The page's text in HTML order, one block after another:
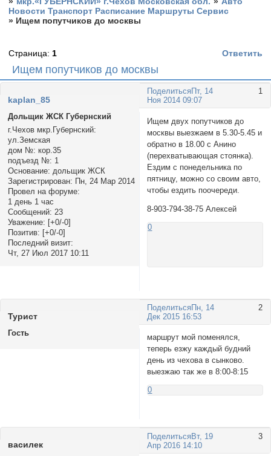
Новости Транспорт Расписание Маршруты Сервис
» Ищем попутчиков до москвы
Ищем попутчиков до москвы
Страница: 1 Ответить
Поделиться 1
Пт, 14
Ноя 2014 09:07
kaplan_85
Дольщик ЖСК Губернский
г.Чехов мкр.Губернский:
ул.Земская
дом №: кор.35
подъезд №: 1
Основание: дольщик ЖСК
Зарегистрирован: Пн, 24 Мар 2014
Провел на форуме:
1 день 1 час
Сообщений: 23
Уважение: [+0/-0]
Позитив: [+0/-0]
Последний визит:
Чт, 27 Июл 2017 10:11
Ищем двух попутчиков до
москвы выезжаем в 5.30-5.45 и
обратно в 18.00 с Анино
(перехватывающая стоянка).
Ездим с понедельника по
пятницу, можно со своим авто,
чтобы ездить поочереди.
8-903-794-38-75 Алексей
0
Поделиться 2
Пн, 14
Дек 2015 16:53
Турист
Гость
маршрут мой поменялся,
теперь езжу каждый будний
день из чехова в сынково.
выезжаю так же в 8:00-8:15
0
Поделиться 3
Вт, 19
Апр 2016 14:10
василек